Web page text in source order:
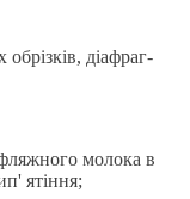
обрiзкiв, дiафраг­
молока в
ятiння;